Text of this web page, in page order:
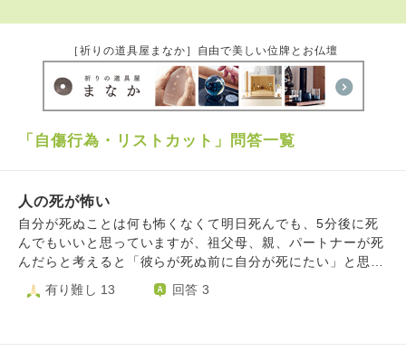
［祈りの道具屋まなか］自由で美しい位牌とお仏壇
「自傷行為・リストカット」問答一覧
人の死が怖い
自分が死ぬことは何も怖くなくて明日死んでも、5分後に死
んでもいいと思っていますが、祖父母、親、パートナーが死
んだらと考えると「彼らが死ぬ前に自分が死にたい」と思っ
てしまいます。 数年前に亡くなった父方の祖父母に孝行出
来なかったことや、もっと会っておけばよかったという後悔
有り難し 13 回答 3